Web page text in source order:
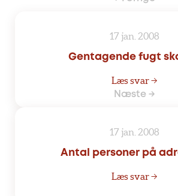
17 jan. 2008
Gentagende fugt
Læs svar →
Næste →
17 jan. 2008
Antal personer på
Læs svar →